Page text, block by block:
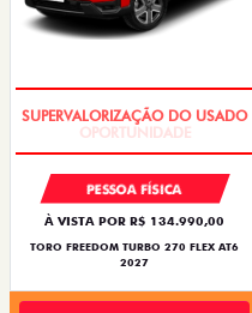
PESSOA FÍSICA
À VISTA POR R$ 134.990,00
TORO FREEDOM TURBO 270 FLEX AT6
2027